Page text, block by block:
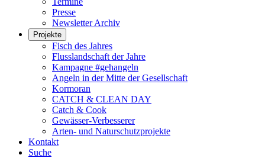
Presse
Newsletter Archiv
Projekte
Fisch des Jahres
Flusslandschaft der Jahre
Kampagne #gehangeln
Angeln in der Mitte der Gesellschaft
Kormoran
CATCH & CLEAN DAY
Catch & Cook
Gewässer-Verbesserer
Arten- und Naturschutzprojekte
Kontakt
Suche